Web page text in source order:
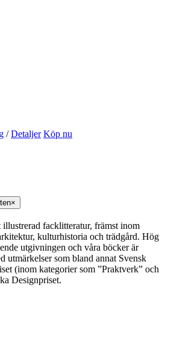
/ Detaljer Köp nu
×
facklitteratur, främst inom
kulturhistoria och trädgård. Hög
utgivningen och våra böcker är
utmärkelser som bland annat Svensk
(inom kategorier som ”Praktverk” och
Designpriset.